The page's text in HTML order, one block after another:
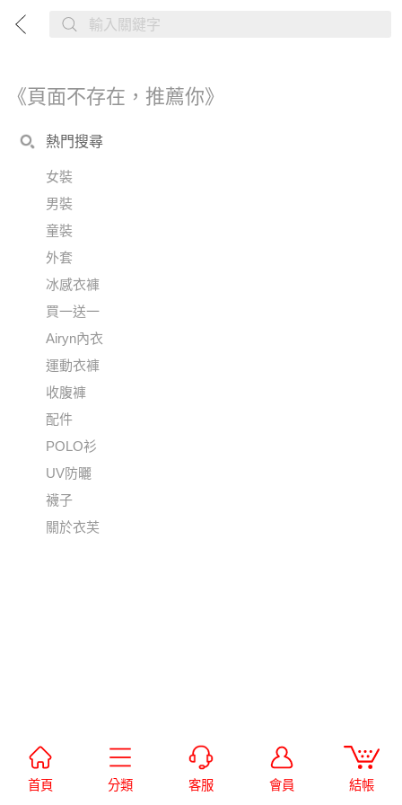
首頁 分類 客服 會員 結帳
《頁面不存在，推薦你》
熱門搜尋
女裝
男裝
童裝
外套
冰感衣褲
買一送一
Airyn內衣
運動衣褲
收腹褲
配件
POLO衫
UV防曬
襪子
關於衣芙